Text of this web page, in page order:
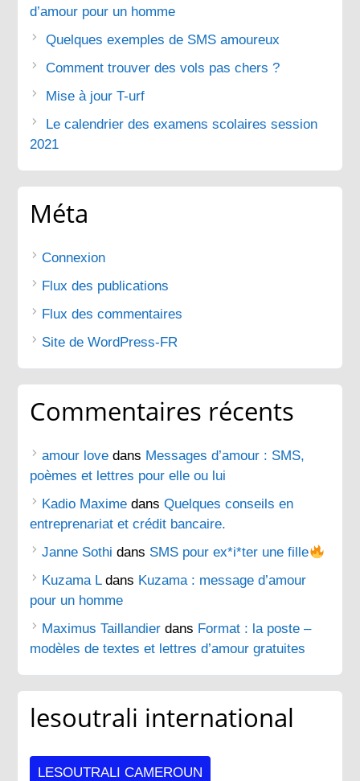
d’amour pour un homme
Quelques exemples de SMS amoureux
Comment trouver des vols pas chers ?
Mise à jour T-urf
Le calendrier des examens scolaires session
2021
Méta
Connexion
Flux des publications
Flux des commentaires
Site de WordPress-FR
Commentaires récents
amour love dans Messages d’amour : SMS,
poèmes et lettres pour elle ou lui
Kadio Maxime dansQuelques conseils en
entreprenariat et crédit bancaire.
Janne Sothi dans SMS pour ex*i*ter une fille
Kuzama Ldans Kuzama : message d’amour
pour un homme
Maximus Taillandier dans Format : la poste –
modèles de textes et lettres d’amour gratuites
lesoutrali international
LESOUTRALI CAMEROUN